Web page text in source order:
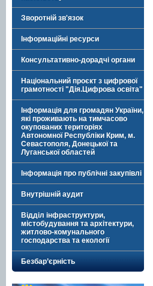
Зворотній зв'язок
Інформаційні ресурси
Консультативно-дорадчі органи
Національний проєкт з цифрової
грамотності "Дія.Цифрова освіта"
Інформація для громадян України,
які проживають на тимчасово
окупованих територіях
Автономної Республіки Крим, м.
Севастополя, Донецької та
Луганської областей
Інформація про публічні закупівлі
Внутрішній аудит
Відділ інфраструктури,
містобудування та архітектури,
житлово-комунального
господарства та екології
Безбар’єрність